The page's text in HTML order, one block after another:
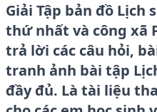
Giải Tập bản đồ Lịch
thứ nhất và công xã
trả lời các câu hỏi,
tranh ảnh bài tập
đầy đủ. Là tài liệu